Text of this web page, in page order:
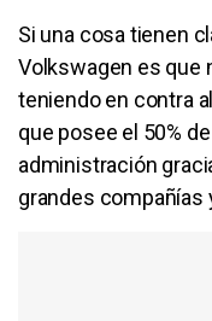
Si una cosa tienen
Volkswagen es que
teniendo en contra
que posee el 50%
administración
grandes compañías